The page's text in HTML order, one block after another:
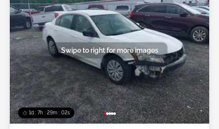
1d : 7h : 29m : 00s
Swipe to right for more images